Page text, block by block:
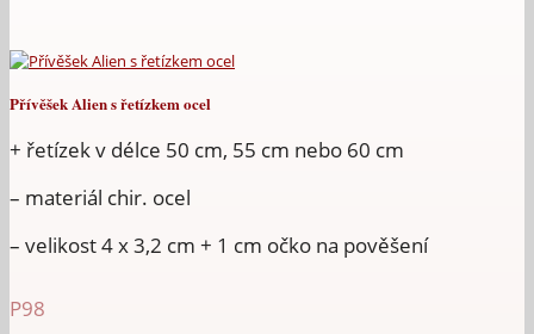
Přívěšek Alien s řetízkem ocel
+ řetízek v délce 50 cm, 55 cm nebo 60 cm
– materiál chir. ocel
– velikost 4 x 3,2 cm + 1 cm očko na pověšení
P98